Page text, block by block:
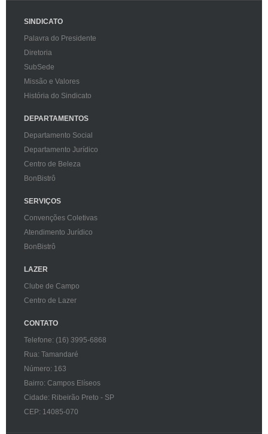
SINDICATO
Palavra do Presidente
Diretoria
SubSede
Missão e Valores
História do Sindicato
DEPARTAMENTOS
Departamento Social
Departamento Jurídico
Centro de Beleza
BonBistrô
SERVIÇOS
Convenções Coletivas
Atendimento Jurídico
BonBistrô
LAZER
Clube de Campo
Centro de Lazer
CONTATO
Telefone: (16) 3995-6868
Rua: Tamandaré
Número: 163
Bairro: Campos Elíseos
Cidade: Ribeirão Preto - SP
CEP: 14085-070